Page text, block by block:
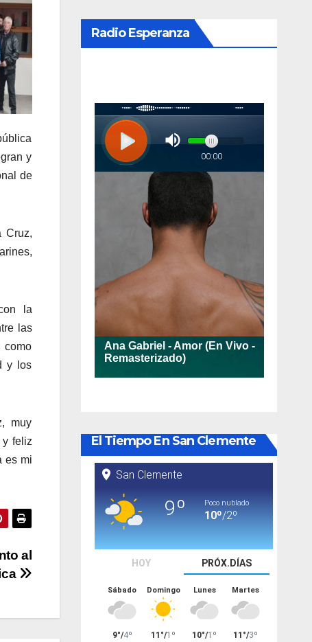
y
de
Cruz,
la
las
como
y los
muy
y feliz
es mi
al
Radio Esperanza
El Tiempo En San Clemente